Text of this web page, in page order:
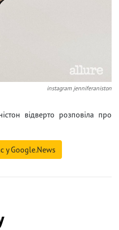
instagram jenniferaniston
відверто розповіла про
у Google.News